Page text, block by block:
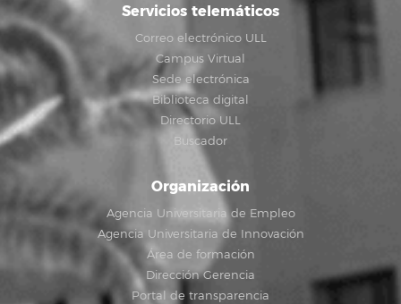
Servicios telemáticos
Correo electrónico ULL
Campus Virtual
Sede electrónica
Biblioteca digital
Directorio ULL
Buscador
Organización
Agencia Universitaria de Empleo
Agencia Universitaria de Innovación
Área de formación
Dirección Gerencia
Portal de transparencia